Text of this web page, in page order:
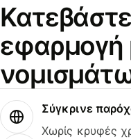
εφαρμογή
Σύγκρινε
Χωρίς κρυφές